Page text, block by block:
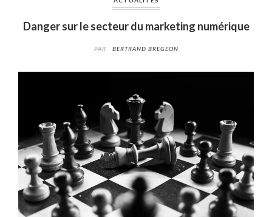
Danger sur le secteur du marketing numérique
PAR BERTRAND BREGEON